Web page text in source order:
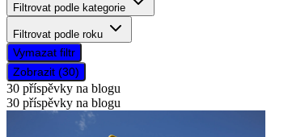
Filtrovat podle kategorie
Filtrovat podle roku
Vymazat filtr
Zobrazit (30)
30 příspěvky na blogu
30 příspěvky na blogu